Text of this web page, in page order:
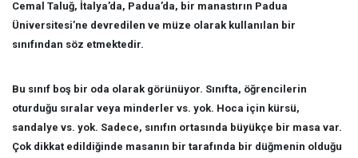
Cemal Taluğ, İtalya’da, Padua’da, bir manastırın Padua
Üniversitesi’ne devredilen ve müze olarak kullanılan bir
sınıfından söz etmektedir.
Bu sınıf boş bir oda olarak görünüyor. Sınıfta, öğrencilerin
oturduğu sıralar veya minderler vs. yok. Hoca için kürsü,
sandalye vs. yok. Sadece, sınıfın ortasında büyükçe bir masa var.
Çok dikkat edildiğinde masanın bir tarafında bir düğmenin olduğu